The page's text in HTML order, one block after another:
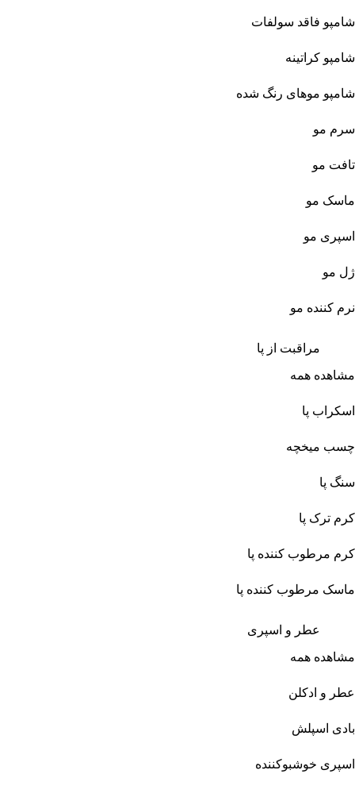
شامپو فاقد سولفات
شامپو کراتینه
شامپو موهای رنگ شده
سرم مو
تافت مو
ماسک مو
اسپری مو
ژل مو
نرم کننده مو
مراقبت از پا
مشاهده همه
اسکراب پا
چسب میخچه
سنگ پا
کرم ترک پا
کرم مرطوب کننده پا
ماسک مرطوب کننده پا
عطر و اسپری
مشاهده همه
عطر و ادکلن
بادی اسپلش
اسپری خوشبوکننده